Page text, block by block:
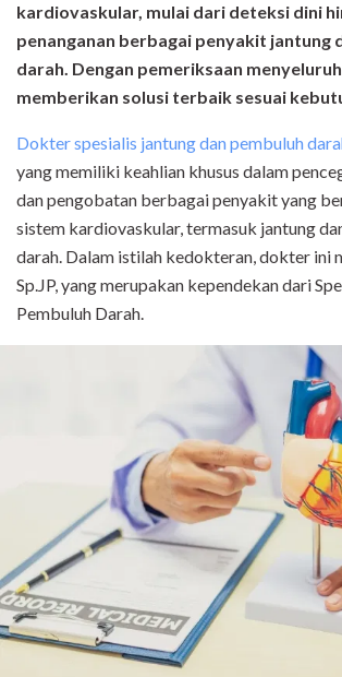
kardiovaskular, mulai dari deteksi dini
penanganan berbagai penyakit jantung
darah. Dengan pemeriksaan
memberikan solusi terbaik sesuai
Dokter spesialis jantung dan pembuluh
yang memiliki keahlian khusus dalam
dan pengobatan berbagai penyakit yang
sistem kardiovaskular, termasuk jantung
darah. Dalam istilah kedokteran, dokter ini
Sp.JP, yang merupakan kependekan dari
Pembuluh Darah.